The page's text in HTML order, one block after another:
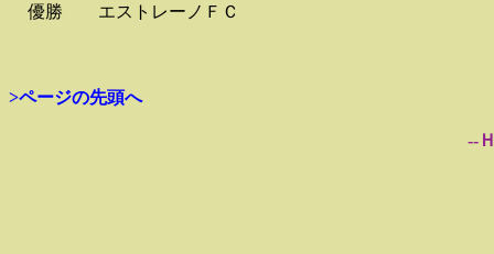
優勝 エストレーノＦＣ
>ページの先頭へ
--